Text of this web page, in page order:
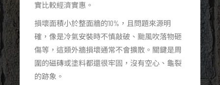
實比較經濟實惠。
損壞面積小於整面牆的10%，且問題來源明
確，像是冷氣安裝時不慎敲破、颱風吹落物砸
傷等，這類外牆損壞通常不會擴散。關鍵是周
圍的磁磚或塗料都還很牢固，沒有空心、龜裂
的跡象。